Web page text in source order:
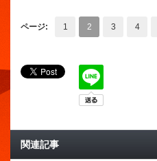
ページ: 1 2 3 4
関連記事